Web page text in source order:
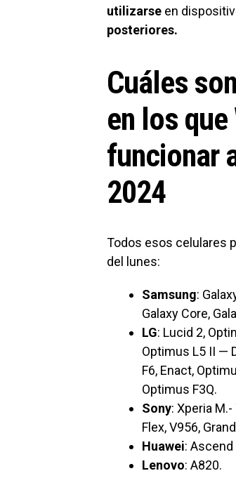
utilizarse en
posteriores.
Cuáles
en los que
funcionar
2024
Todos esos celulares
del lunes:
Samsung:
Galaxy Core,
LG: Lucid 2,
Optimus L5 II —
F6, Enact,
Optimus F3Q.
Sony: Xperia
Flex, V956,
Huawei: Ascend
Lenovo: A820.